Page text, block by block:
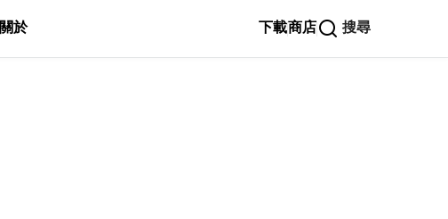
關於 下載商店 搜尋